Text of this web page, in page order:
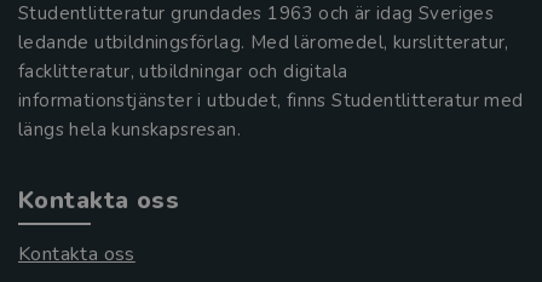
Studentlitteratur grundades 1963 och är idag Sveriges
ledande utbildningsförlag. Med läromedel, kurslitteratur,
facklitteratur, utbildningar och digitala
informationstjänster i utbudet, finns Studentlitteratur med
längs hela kunskapsresan.
Kontakta oss
Kontakta oss